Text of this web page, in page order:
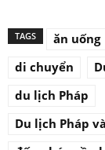
TAGS ăn uống
di chuyển
du lịch Pháp
Du lịch Pháp